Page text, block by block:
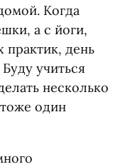
Когда
а с йоги,
практик, день
учиться
несколько
один